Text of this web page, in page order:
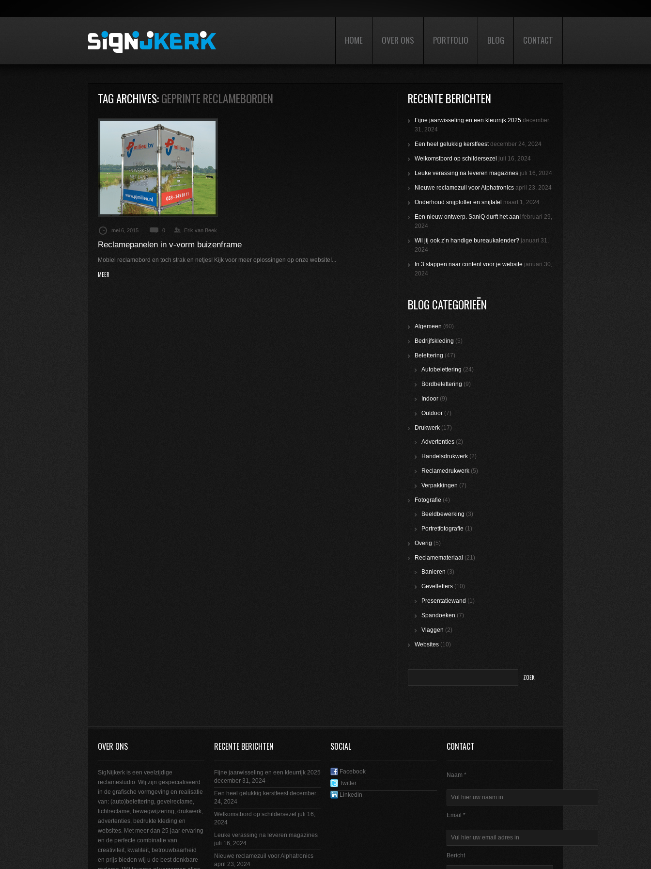
HOME OVER ONS PORTFOLIO BLOG CONTACT
TAG ARCHIVES:GEPRINTE RECLAMEBORDEN
mei 6, 2015 0 Erik van Beek
Reclamepanelen in v-vorm buizenframe
Mobiel reclamebord en toch strak en netjes! Kijk voor meer oplossingen op onze website!...
MEER
RECENTE BERICHTEN
Fijne jaarwisseling en een kleurrijk 2025 december
31, 2024
Een heel gelukkig kerstfeest december 24, 2024
Welkomstbord op schildersezel juli 16, 2024
Leuke verassing na leveren magazines juli 16, 2024
Nieuwe reclamezuil voor Alphatronics april 23, 2024
Onderhoud snijplotter en snijtafel maart 1, 2024
Een nieuw ontwerp. SaniQ durft het aan! februari 29,
2024
Wil jij ook z’n handige bureaukalender? januari 31,
2024
In 3 stappen naar content voor je website januari 30,
2024
BLOG CATEGORIEËN
Algemeen (60)
Bedrijfskleding (5)
Belettering (47)
Autobelettering (24)
Bordbelettering (9)
Indoor (9)
Outdoor (7)
Drukwerk (17)
Advertenties (2)
Handelsdrukwerk (2)
Reclamedrukwerk (5)
Verpakkingen (7)
Fotografie (4)
Beeldbewerking (3)
Portretfotografie (1)
Overig (5)
Reclamemateriaal (21)
Banieren (3)
Gevelletters (10)
Presentatiewand (1)
Spandoeken (7)
Vlaggen (2)
Websites (10)
OVER ONS
SigNijkerk is een veelzijdige
reclamestudio. Wij zijn gespecialiseerd
in de grafische vormgeving en realisatie
van: (auto)belettering, gevelreclame,
lichtreclame, bewegwijzering, drukwerk,
advertenties, bedrukte kleding en
websites. Met meer dan 25 jaar ervaring
en de perfecte combinatie van
creativiteit, kwaliteit, betrouwbaarheid
en prijs bieden wij u de best denkbare
RECENTE BERICHTEN
Fijne jaarwisseling en een kleurrijk 2025
december 31, 2024
Een heel gelukkig kerstfeest december
24, 2024
Welkomstbord op schildersezel juli 16,
2024
Leuke verassing na leveren magazines
juli 16, 2024
Nieuwe reclamezuil voor Alphatronics
april 23, 2024
SOCIAL
Facebook
Twitter
Linkedin
CONTACT
Naam *
Email *
Bericht